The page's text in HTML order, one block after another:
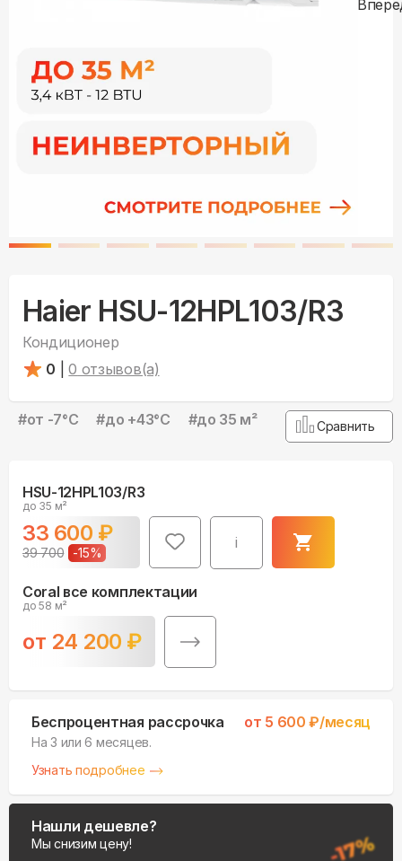
Haier HSU-12HPL103/R3
Кондиционер
0
0 отзывов(а)
#от -7°С #до +43°С #до 35 м² Сравнить
HSU-12HPL103/R3
до 35 м²
33 600 ₽
39 700 -15%
i
Coral все комплектации
до 58 м²
от 24 200 ₽
Беспроцентная рассрочка от 5 600 ₽/месяц
На 3 или 6 месяцев.
Узнать подробнее
Нашли дешевле?
Мы снизим цену!